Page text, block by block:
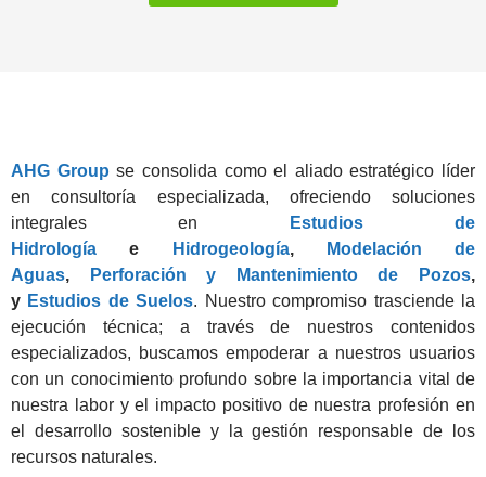
AHG Group se consolida como el aliado estratégico líder
en consultoría especializada, ofreciendo soluciones
integrales en
Estudios de
Hidrología e Hidrogeología,
Modelación de
Aguas, Perforación y Mantenimiento de Pozos,
y Estudios de Suelos. Nuestro compromiso trasciende la
ejecución técnica; a través de nuestros contenidos
especializados, buscamos empoderar a nuestros usuarios
con un conocimiento profundo sobre la importancia vital de
nuestra labor y el impacto positivo de nuestra profesión en
el desarrollo sostenible y la gestión responsable de los
recursos naturales.